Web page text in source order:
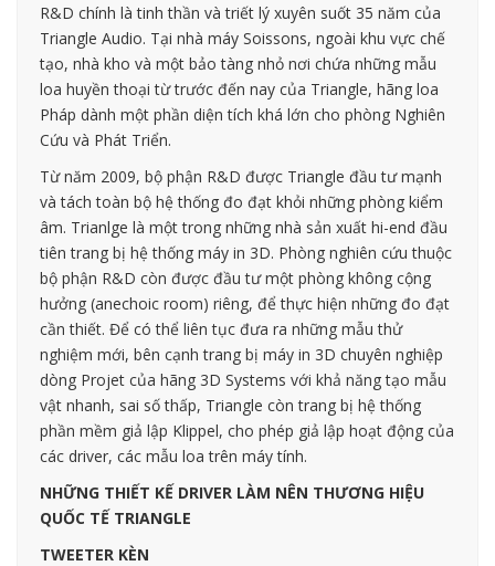
R&D chính là tinh thần và triết lý xuyên suốt 35 năm của
Triangle Audio. Tại nhà máy Soissons, ngoài khu vực chế
tạo, nhà kho và một bảo tàng nhỏ nơi chứa những mẫu
loa huyền thoại từ trước đến nay của Triangle, hãng loa
Pháp dành một phần diện tích khá lớn cho phòng Nghiên
Cứu và Phát Triển.
Từ năm 2009, bộ phận R&D được Triangle đầu tư mạnh
và tách toàn bộ hệ thống đo đạt khỏi những phòng kiểm
âm. Trianlge là một trong những nhà sản xuất hi-end đầu
tiên trang bị hệ thống máy in 3D. Phòng nghiên cứu thuộc
bộ phận R&D còn được đầu tư một phòng không cộng
hưởng (anechoic room) riêng, để thực hiện những đo đạt
cần thiết. Để có thể liên tục đưa ra những mẫu thử
nghiệm mới, bên cạnh trang bị máy in 3D chuyên nghiệp
dòng Projet của hãng 3D Systems với khả năng tạo mẫu
vật nhanh, sai số thấp, Triangle còn trang bị hệ thống
phần mềm giả lập Klippel, cho phép giả lập hoạt động của
các driver, các mẫu loa trên máy tính.
NHỮNG THIẾT KẾ DRIVER LÀM NÊN THƯƠNG HIỆU
QUỐC TẾ TRIANGLE
TWEETER KÈN